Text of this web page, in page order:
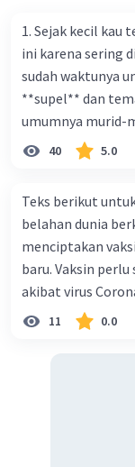
Beri Rating
Jisika N
10 Oktober
jawabannya
Beri
1. Sejak kecil kau
ini karena sering
sudah waktunya
**supel** dan
umumnya murid-
kelas satu.
ke kota kecil ini.
baik
40 5.0
Teks berikut
belahan dunia
menciptakan
baru. Vaksin
akibat virus
virus yang kian
Kesehatan
11 0.0